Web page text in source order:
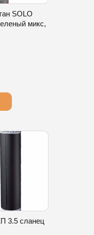
SOLO
микс,
3.5 сланец